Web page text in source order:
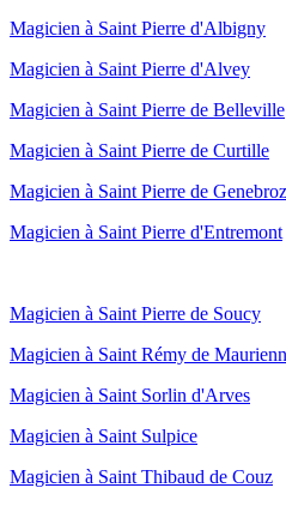
Magicien à Saint Pierre d'Albigny
Magicien à Saint Pierre d'Alvey
Magicien à Saint Pierre de Belleville
Magicien à Saint Pierre de Curtille
Magicien à Saint Pierre de Genebroz
Magicien à Saint Pierre d'Entremont
Magicien à Saint Pierre de Soucy
Magicien à Saint Rémy de
Magicien à Saint Sorlin d'Arves
Magicien à Saint Sulpice
Magicien à Saint Thibaud de Couz